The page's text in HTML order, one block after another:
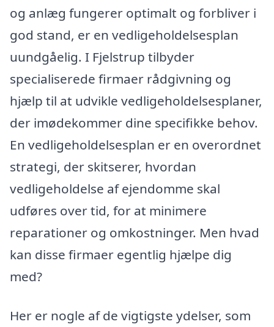
og anlæg fungerer optimalt og forbliver i
god stand, er en vedligeholdelsesplan
uundgåelig. I Fjelstrup tilbyder
specialiserede firmaer rådgivning og
hjælp til at udvikle vedligeholdelsesplaner,
der imødekommer dine specifikke behov.
En vedligeholdelsesplan er en overordnet
strategi, der skitserer, hvordan
vedligeholdelse af ejendomme skal
udføres over tid, for at minimere
reparationer og omkostninger. Men hvad
kan disse firmaer egentlig hjælpe dig
med?
Her er nogle af de vigtigste ydelser, som